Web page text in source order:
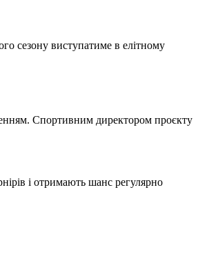
сезону виступатиме в елітному
Спортивним директором проєкту
і отримають шанс регулярно